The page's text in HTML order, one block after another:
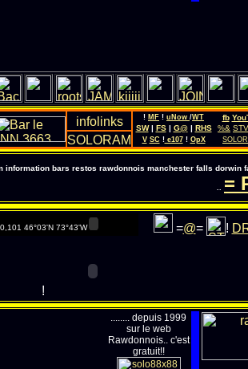
! MF ! uNow /WT fb
SW| FS| G@| RHS %&
V SC !e107! OpX
information bars restos rawdonnois manchester falls dorwin
=
46°03'N 73°43'W =@= !
!
........ depuis 1999
sur le web
Rawdonnois.. c'est
gratuit!!